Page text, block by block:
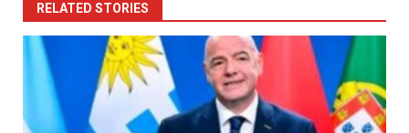
RELATED STORIES